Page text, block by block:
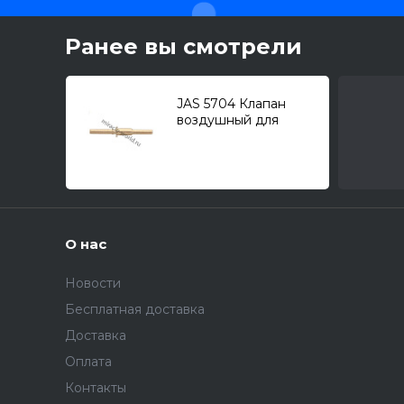
Ранее вы смотрели
JAS 5704 Клапан
воздушный для
О нас
Новости
Бесплатная доставка
Доставка
Оплата
Контакты